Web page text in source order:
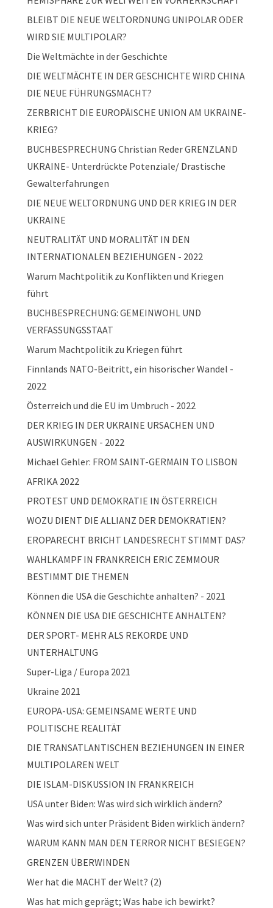
BLEIBT DIE NEUE WELTORDNUNG UNIPOLAR ODER
WIRD SIE MULTIPOLAR?
Die Weltmächte in der Geschichte
DIE WELTMÄCHTE IN DER GESCHICHTE WIRD CHINA
DIE NEUE FÜHRUNGSMACHT?
ZERBRICHT DIE EUROPÄISCHE UNION AM UKRAINE-
KRIEG?
BUCHBESPRECHUNG Christian Reder GRENZLAND
UKRAINE- Unterdrückte Potenziale/ Drastische
Gewalterfahrungen
DIE NEUE WELTORDNUNG UND DER KRIEG IN DER
UKRAINE
NEUTRALITÄT UND MORALITÄT IN DEN
INTERNATIONALEN BEZIEHUNGEN - 2022
Warum Machtpolitik zu Konflikten und Kriegen
führt
BUCHBESPRECHUNG: GEMEINWOHL UND
VERFASSUNGSSTAAT
Warum Machtpolitik zu Kriegen führt
Finnlands NATO-Beitritt, ein hisorischer Wandel -
2022
Österreich und die EU im Umbruch - 2022
DER KRIEG IN DER UKRAINE URSACHEN UND
AUSWIRKUNGEN - 2022
Michael Gehler: FROM SAINT-GERMAIN TO LISBON
AFRIKA 2022
PROTEST UND DEMOKRATIE IN ÖSTERREICH
WOZU DIENT DIE ALLIANZ DER DEMOKRATIEN?
EROPARECHT BRICHT LANDESRECHT STIMMT DAS?
WAHLKAMPF IN FRANKREICH ERIC ZEMMOUR
BESTIMMT DIE THEMEN
Können die USA die Geschichte anhalten? - 2021
KÖNNEN DIE USA DIE GESCHICHTE ANHALTEN?
DER SPORT- MEHR ALS REKORDE UND
UNTERHALTUNG
Super-Liga / Europa 2021
Ukraine 2021
EUROPA-USA: GEMEINSAME WERTE UND
POLITISCHE REALITÄT
DIE TRANSATLANTISCHEN BEZIEHUNGEN IN EINER
MULTIPOLAREN WELT
DIE ISLAM-DISKUSSION IN FRANKREICH
USA unter Biden: Was wird sich wirklich ändern?
Was wird sich unter Präsident Biden wirklich ändern?
WARUM KANN MAN DEN TERROR NICHT BESIEGEN?
GRENZEN ÜBERWINDEN
Wer hat die MACHT der Welt? (2)
Was hat mich geprägt; Was habe ich bewirkt?